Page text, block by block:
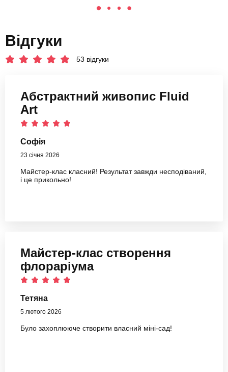
Відгуки
53 відгуки
Абстрактний живопис Fluid
Art
Софія
23 січня 2026
Майстер-клас класний! Результат завжди несподіваний,
і це прикольно!
Майстер-клас створення
флораріума
Тетяна
5 лютого 2026
Було захоплююче створити власний міні-сад!